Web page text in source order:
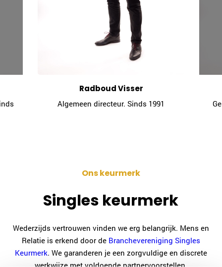
Radboud Visser
Algemeen directeur. Sinds 1991
Ons keurmerk
Singles keurmerk
Wederzijds vertrouwen vinden we erg belangrijk. Mens en
Relatie is erkend door de Branchevereniging Singles
Keurmerk. We garanderen je een zorgvuldige en discrete
Ingrid Mali
Nijmegen
email
Judy Gunnink
Amstelveen/Amsterdam